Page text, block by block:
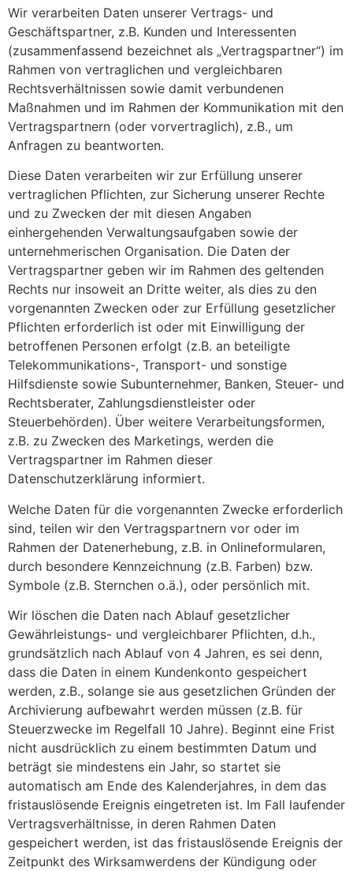
Wir verarbeiten Daten unserer Vertrags- und
Geschäftspartner, z.B. Kunden und Interessenten
(zusammenfassend bezeichnet als „Vertragspartner“) im
Rahmen von vertraglichen und vergleichbaren
Rechtsverhältnissen sowie damit verbundenen
Maßnahmen und im Rahmen der Kommunikation mit den
Vertragspartnern (oder vorvertraglich), z.B., um
Anfragen zu beantworten.
Diese Daten verarbeiten wir zur Erfüllung unserer
vertraglichen Pflichten, zur Sicherung unserer Rechte
und zu Zwecken der mit diesen Angaben
einhergehenden Verwaltungsaufgaben sowie der
unternehmerischen Organisation. Die Daten der
Vertragspartner geben wir im Rahmen des geltenden
Rechts nur insoweit an Dritte weiter, als dies zu den
vorgenannten Zwecken oder zur Erfüllung gesetzlicher
Pflichten erforderlich ist oder mit Einwilligung der
betroffenen Personen erfolgt (z.B. an beteiligte
Telekommunikations-, Transport- und sonstige
Hilfsdienste sowie Subunternehmer, Banken, Steuer- und
Rechtsberater, Zahlungsdienstleister oder
Steuerbehörden). Über weitere Verarbeitungsformen,
z.B. zu Zwecken des Marketings, werden die
Vertragspartner im Rahmen dieser
Datenschutzerklärung informiert.
Welche Daten für die vorgenannten Zwecke erforderlich
sind, teilen wir den Vertragspartnern vor oder im
Rahmen der Datenerhebung, z.B. in Onlineformularen,
durch besondere Kennzeichnung (z.B. Farben) bzw.
Symbole (z.B. Sternchen o.ä.), oder persönlich mit.
Wir löschen die Daten nach Ablauf gesetzlicher
Gewährleistungs- und vergleichbarer Pflichten, d.h.,
grundsätzlich nach Ablauf von 4 Jahren, es sei denn,
dass die Daten in einem Kundenkonto gespeichert
werden, z.B., solange sie aus gesetzlichen Gründen der
Archivierung aufbewahrt werden müssen (z.B. für
Steuerzwecke im Regelfall 10 Jahre). Beginnt eine Frist
nicht ausdrücklich zu einem bestimmten Datum und
beträgt sie mindestens ein Jahr, so startet sie
automatisch am Ende des Kalenderjahres, in dem das
fristauslösende Ereignis eingetreten ist. Im Fall laufender
Vertragsverhältnisse, in deren Rahmen Daten
gespeichert werden, ist das fristauslösende Ereignis der
Zeitpunkt des Wirksamwerdens der Kündigung oder